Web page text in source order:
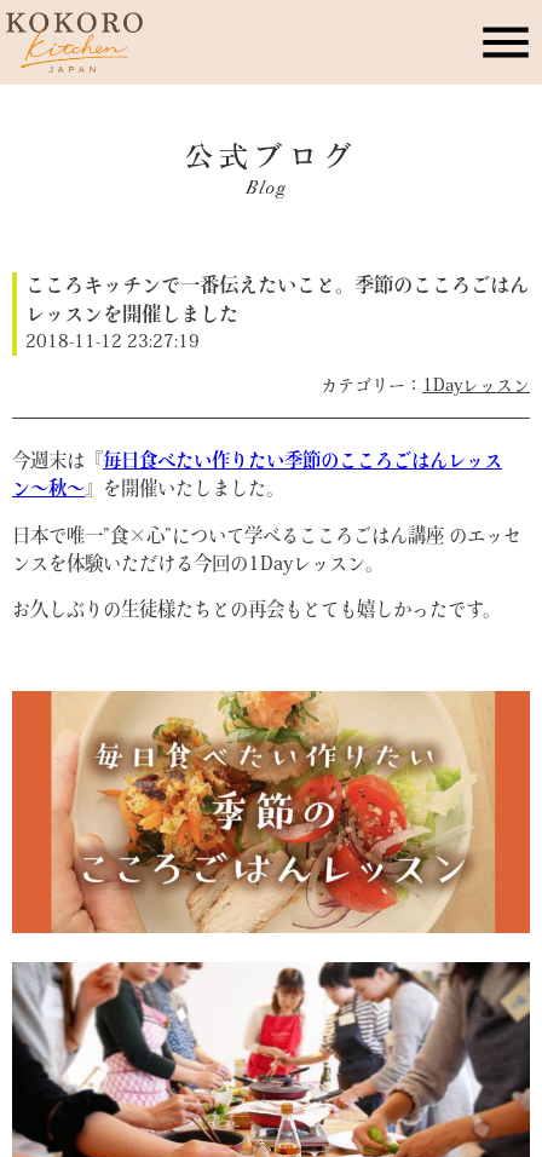
こころキッチンとは
レッスン・イベント
季節のこころレシピ
公式ブログ
お問合せ
こころキッチンで一番伝えたいこと。季節のこころごはん
レッスンを開催しました
2018-11-12 23:27:19
1Dayレッスン
今週末は『毎日食べたい作りたい季節のこころごはんレッス
ン〜秋〜』を開催いたしました。
日本で唯一”食×心”について学べるこころごはん講座 のエッセ
ンスを体験いただける今回の1Dayレッスン。
お久しぶりの生徒様たちとの再会もとても嬉しかったです。